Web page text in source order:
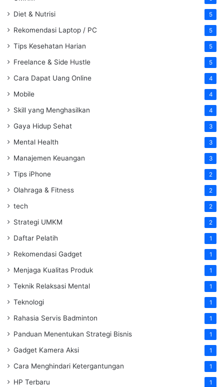
Diet & Nutrisi 5
Rekomendasi Laptop / PC 5
Tips Kesehatan Harian 5
Freelance & Side Hustle 5
Cara Dapat Uang Online 4
Mobile 4
Skill yang Menghasilkan 4
Gaya Hidup Sehat 3
Mental Health 3
Manajemen Keuangan 3
Tips iPhone 2
Olahraga & Fitness 2
tech 2
Strategi UMKM 2
Daftar Pelatih 1
Rekomendasi Gadget 1
Menjaga Kualitas Produk 1
Teknik Relaksasi Mental 1
Teknologi 1
Rahasia Servis Badminton 1
Panduan Menentukan Strategi Bisnis 1
Gadget Kamera Aksi 1
Cara Menghindari Ketergantungan 1
HP Terbaru 1